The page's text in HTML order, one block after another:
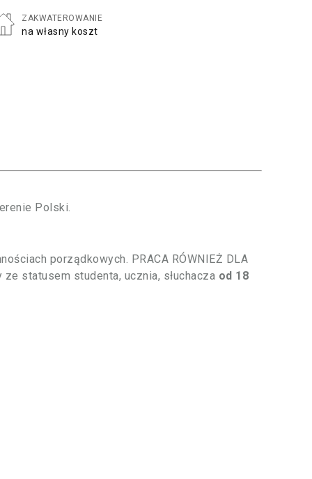
ZAKWATEROWANIE
na własny koszt
Polski.
porządkowych. PRACA RÓWNIEŻ DLA
statusem studenta, ucznia, słuchacza od 18